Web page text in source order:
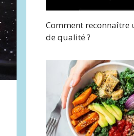
Comment reconnaître
de qualité ?